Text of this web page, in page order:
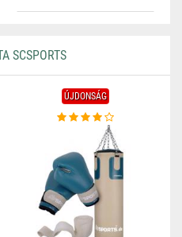
SCSPORTS
ÚJDONSÁG